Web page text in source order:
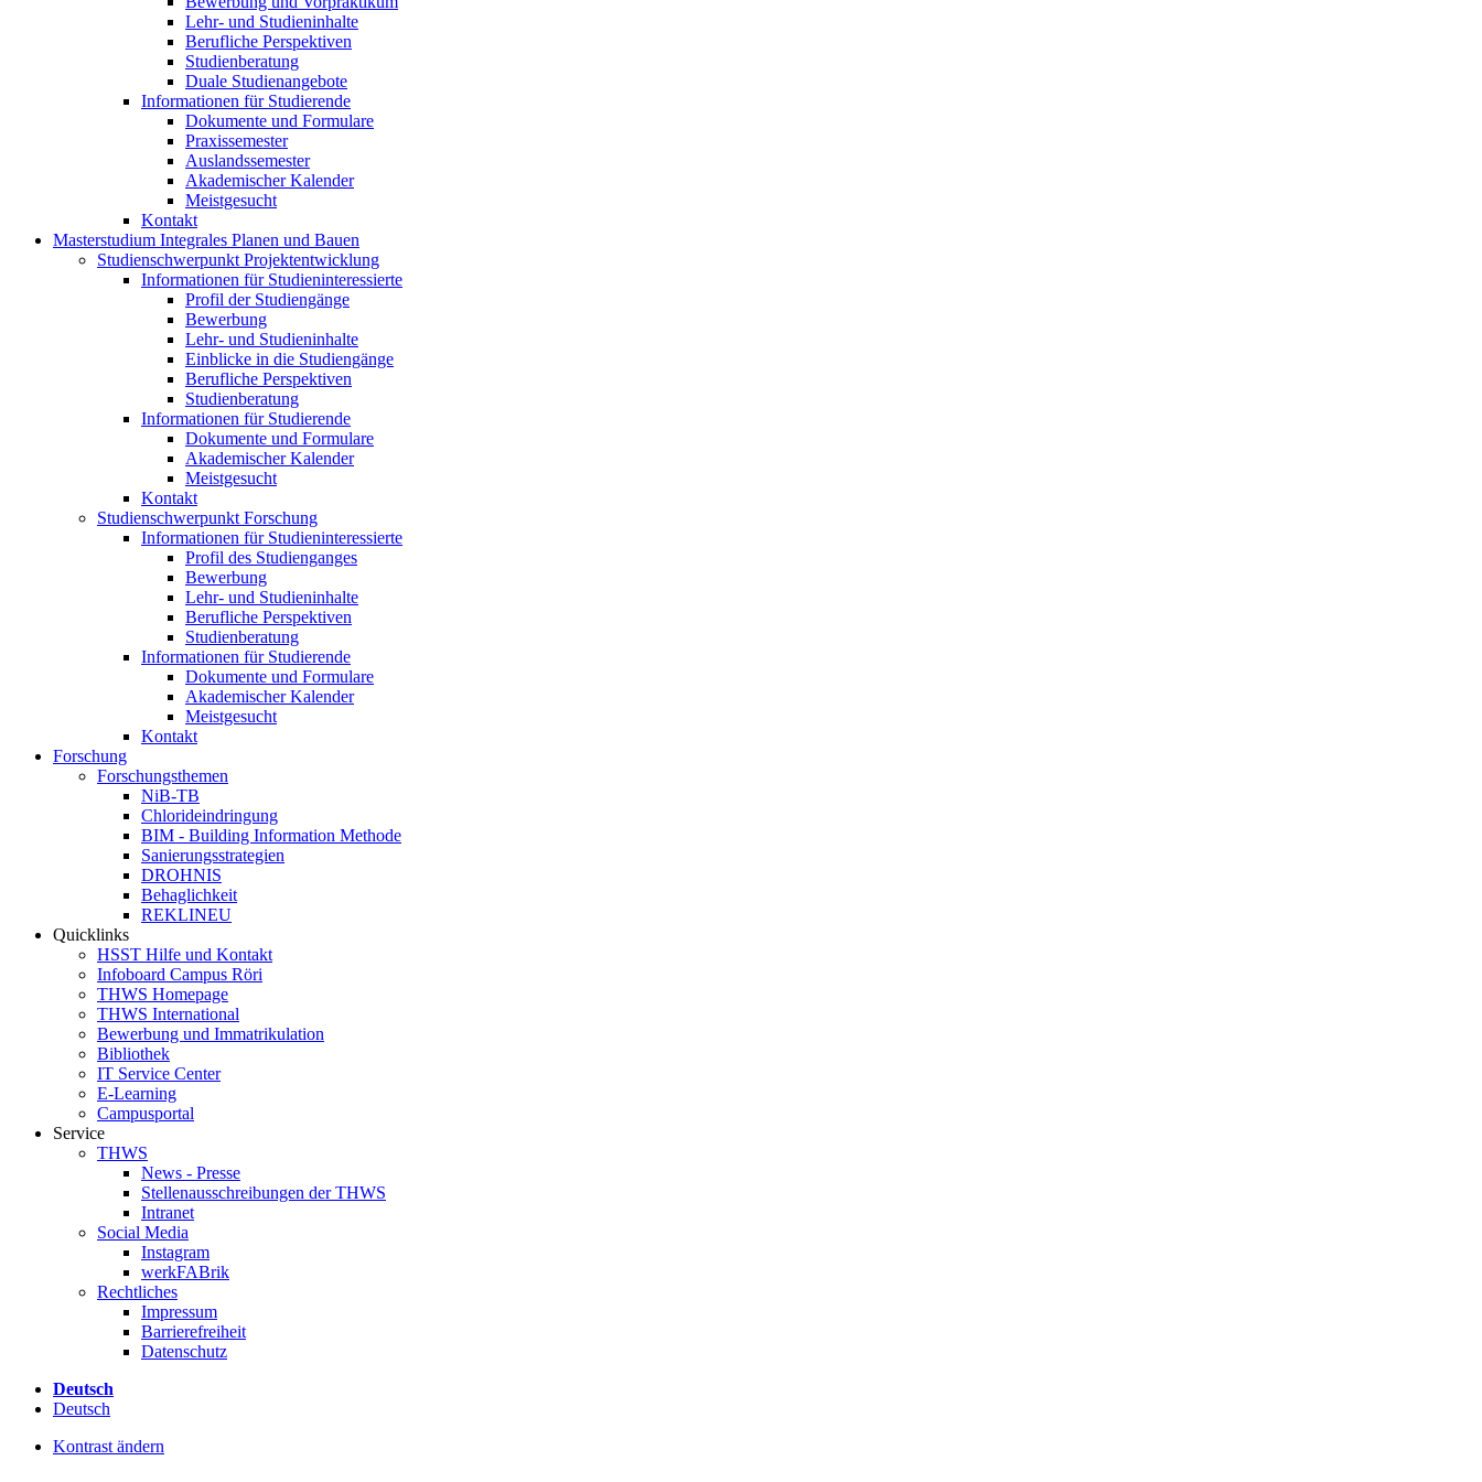
Lehr- und Studieninhalte
Berufliche Perspektiven
Studienberatung
Duale Studienangebote
Informationen für Studierende
Dokumente und Formulare
Praxissemester
Auslandssemester
Akademischer Kalender
Meistgesucht
Kontakt
Masterstudium Integrales Planen und Bauen
Studienschwerpunkt Projektentwicklung
Informationen für Studieninteressierte
Profil der Studiengänge
Bewerbung
Lehr- und Studieninhalte
Einblicke in die Studiengänge
Berufliche Perspektiven
Studienberatung
Informationen für Studierende
Dokumente und Formulare
Akademischer Kalender
Meistgesucht
Kontakt
Studienschwerpunkt Forschung
Informationen für Studieninteressierte
Profil des Studienganges
Bewerbung
Lehr- und Studieninhalte
Berufliche Perspektiven
Studienberatung
Informationen für Studierende
Dokumente und Formulare
Akademischer Kalender
Meistgesucht
Kontakt
Forschung
Forschungsthemen
NiB-TB
Chlorideindringung
BIM - Building Information Methode
Sanierungsstrategien
DROHNIS
Behaglichkeit
REKLINEU
Quicklinks
HSST Hilfe und Kontakt
Infoboard Campus Röri
THWS Homepage
THWS International
Bewerbung und Immatrikulation
Bibliothek
IT Service Center
E-Learning
Campusportal
Service
THWS
News - Presse
Stellenausschreibungen der THWS
Intranet
Social Media
Instagram
werkFABrik
Rechtliches
Impressum
Barrierefreiheit
Datenschutz
Deutsch
Deutsch
Kontrast ändern